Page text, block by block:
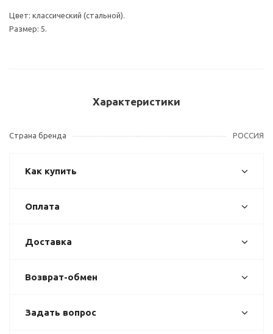
Цвет: классический (стальной).
Размер: 5.
Характеристики
Страна бренда РОССИЯ
Как купить
Оплата
Доставка
Возврат-обмен
Задать вопрос